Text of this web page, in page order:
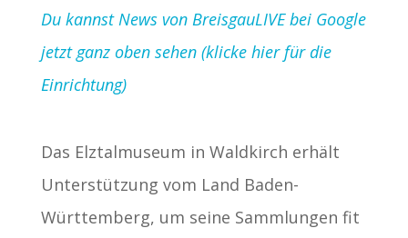
Du kannst News von BreisgauLIVE bei Google
jetzt ganz oben sehen (klicke hier für die
Einrichtung)
Das Elztalmuseum in Waldkirch erhält
Unterstützung vom Land Baden-
Württemberg, um seine Sammlungen fit